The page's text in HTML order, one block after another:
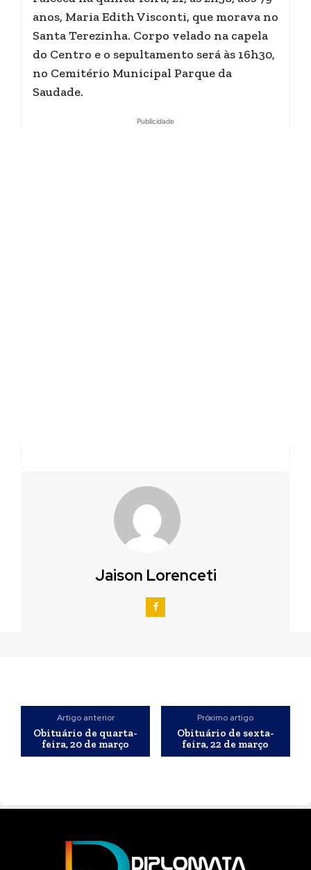
anos, Maria Edith Visconti, que morava no
Santa Terezinha. Corpo velado na capela
do Centro e o sepultamento será às 16h30,
no Cemitério Municipal Parque da
Saudade.
Publicidade
Jaison Lorenceti
Artigo anterior
Obituário de quarta-
feira, 20 de março
Próximo artigo
Obituário de sexta-
feira, 22 de março